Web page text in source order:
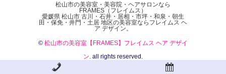
松山市の美容室・美容院・ヘアサロンなら
FRAMES（フレイムス）
愛媛県 松山市 古川・石井・居相・市坪・和泉・朝生
田・保免・井門・土居 地区の美容室ならフレイムス ヘ
ア デザイン。
© 松山市の美容室【FRAMES】フレイムス ヘア デザイ
ン. all rights reserved.